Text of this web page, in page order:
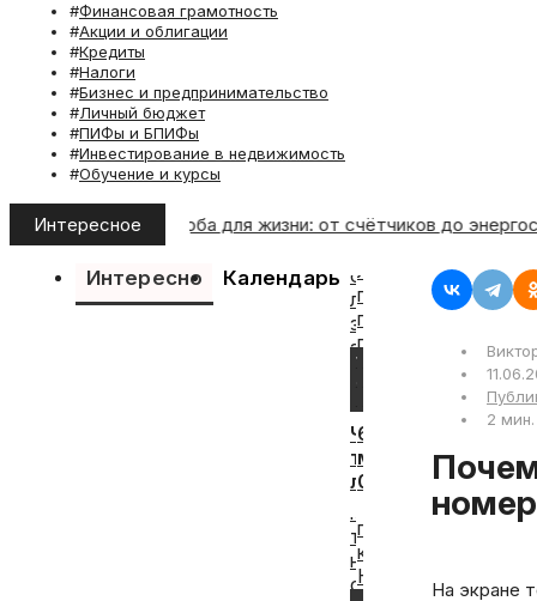
Финансовая грамотность
Акции и облигации
Кредиты
Налоги
Бизнес и предпринимательство
Личный бюджет
ПИФы и БПИФы
Инвестирование в недвижимость
Обучение и курсы
Интересное
без ущерба для жизни: от счётчиков до
2 мин.
Почему списывают деньги после звонка с «официального»
На экране
Интересно Календарь
17
Что
такое
лот
акциях:
сколько
акций
6
месяцев,
0
на
юриста
и